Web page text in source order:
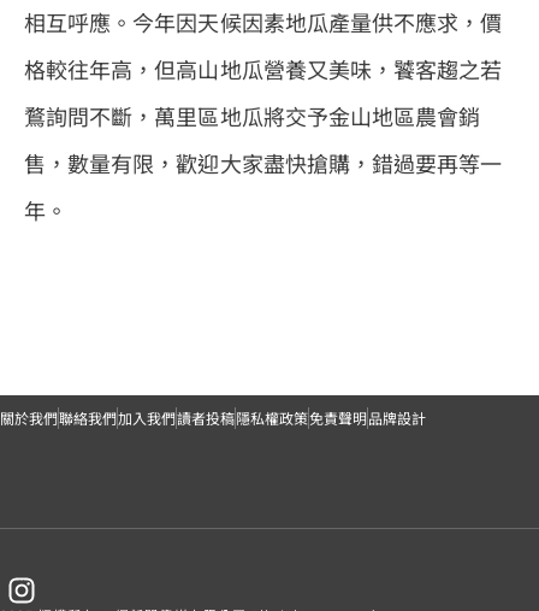
相互呼應。今年因天候因素地瓜產量供不應求，價
格較往年高，但高山地瓜營養又美味，饕客趨之若
鶩詢問不斷，萬里區地瓜將交予金山地區農會銷
售，數量有限，歡迎大家盡快搶購，錯過要再等一
年。
關於我們聯絡我們加入我們讀者投稿隱私權政策免責聲明品牌設計